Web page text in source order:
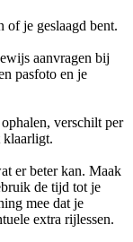
of je geslaagd bent.
aanvragen bij
pasfoto en je
verschilt per
klaarligt.
er beter kan. Maak
de tijd tot je
mee dat je
extra rijlessen.